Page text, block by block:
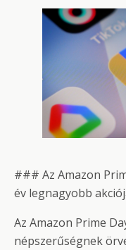
### Az Amazon
év legnagyobb
Az Amazon Prime
népszerűségnek